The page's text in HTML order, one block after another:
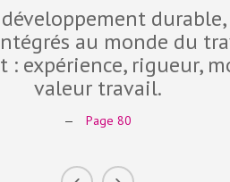
au monde du
: expérience, rigueur,
valeur travail.
— Page 80